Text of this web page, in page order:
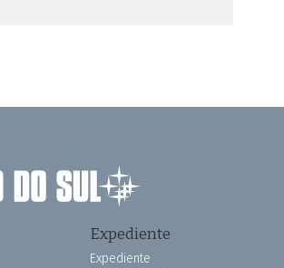
Expediente
Expediente